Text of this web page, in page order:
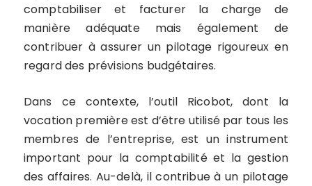
comptabiliser et facturer la charge de
manière adéquate mais également de
contribuer à assurer un pilotage rigoureux en
regard des prévisions budgétaires.
Dans ce contexte, l’outil Ricobot, dont la
vocation première est d’être utilisé par tous les
membres de l’entreprise, est un instrument
important pour la comptabilité et la gestion
des affaires. Au-delà, il contribue à un pilotage